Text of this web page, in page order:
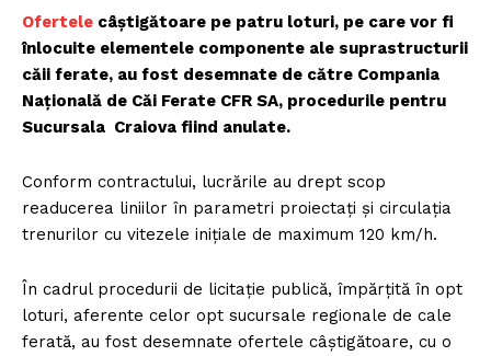
Ofertele câștigătoare pe patru loturi, pe care vor fi
înlocuite elementele componente ale suprastructurii
căii ferate, au fost desemnate de către Compania
Naţională de Căi Ferate CFR SA, procedurile pentru
Sucursala Craiova fiind anulate.
Conform contractului, lucrările au drept scop
readucerea liniilor în parametri proiectați și circulația
trenurilor cu vitezele inițiale de maximum 120 km/h.
În cadrul procedurii de licitație publică, împărțită în opt
loturi, aferente celor opt sucursale regionale de cale
ferată, au fost desemnate ofertele câștigătoare, cu o